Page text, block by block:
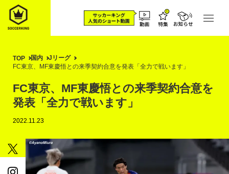
TOP 国内
Jリーグ
FC東京、MF東慶悟との来季契約合意を発表「全力で戦います」
FC東京、MF東慶悟との来季契約合意を
発表「全力で戦います」
2022.11.23